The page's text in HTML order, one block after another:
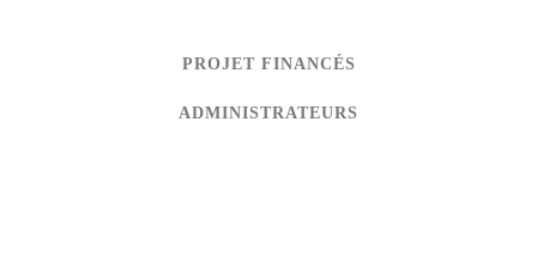
PROJET FINANCÉS
ADMINISTRATEURS